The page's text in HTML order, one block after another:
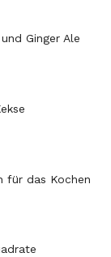
Ginger Ale
für das Kochen